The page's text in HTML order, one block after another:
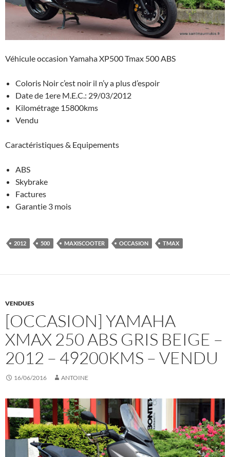
Véhicule occasion Yamaha XP500 Tmax 500 ABS
Coloris Noir c’est noir il n’y a plus d’espoir
Date de 1ere M.E.C.: 29/03/2012
Kilométrage 15800kms
Vendu
Caractéristiques & Equipements
ABS
Skybrake
Factures
Garantie 3 mois
2012 500 MAXISCOOTER OCCASION TMAX
VENDUES
[OCCASION] YAMAHA
XMAX 250 ABS GRIS BEIGE –
2012 – 49200KMS – VENDU
16/06/2016 ANTOINE